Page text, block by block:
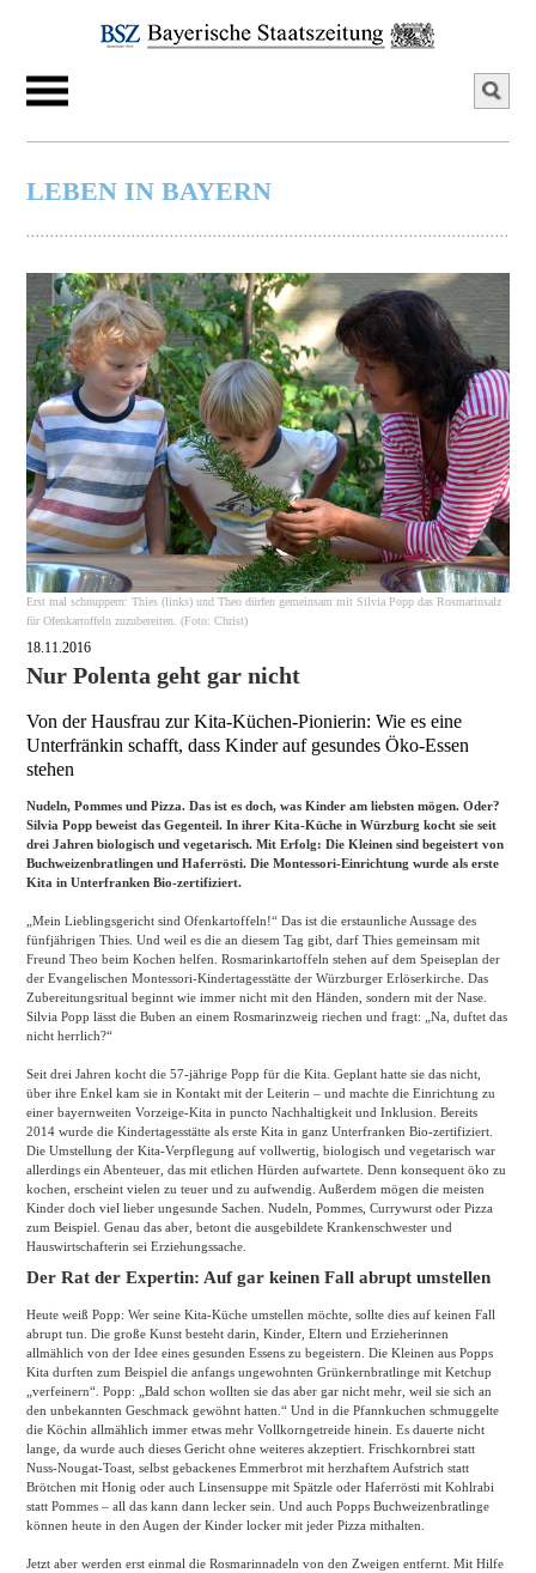
LEBEN IN BAYERN
Erst mal schnuppern: Thies (links) und Theo dürfen gemeinsam mit Silvia Popp das Rosmarinsalz
für Ofenkartoffeln zuzubereiten. (Foto: Christ)
18.11.2016
Nur Polenta geht gar nicht
Von der Hausfrau zur Kita-Küchen-Pionierin: Wie es eine
Unterfränkin schafft, dass Kinder auf gesundes Öko-Essen
stehen
Nudeln, Pommes und Pizza. Das ist es doch, was Kinder am liebsten mögen. Oder?
Silvia Popp beweist das Gegenteil. In ihrer Kita-Küche in Würzburg kocht sie seit
drei Jahren biologisch und vegetarisch. Mit Erfolg: Die Kleinen sind begeistert von
Buchweizenbratlingen und Haferrösti. Die Montessori-Einrichtung wurde als erste
Kita in Unterfranken Bio-zertifiziert.
„Mein Lieblingsgericht sind Ofenkartoffeln!“ Das ist die erstaunliche Aussage des
fünfjährigen Thies. Und weil es die an diesem Tag gibt, darf Thies gemeinsam mit
Freund Theo beim Kochen helfen. Rosmarinkartoffeln stehen auf dem Speiseplan der
der Evangelischen Montessori-Kindertagesstätte der Würzburger Erlöserkirche. Das
Zubereitungsritual beginnt wie immer nicht mit den Händen, sondern mit der Nase.
Silvia Popp lässt die Buben an einem Rosmarinzweig riechen und fragt: „Na, duftet das
nicht herrlich?“
Seit drei Jahren kocht die 57-jährige Popp für die Kita. Geplant hatte sie das nicht,
über ihre Enkel kam sie in Kontakt mit der Leiterin – und machte die Einrichtung zu
einer bayernweiten Vorzeige-Kita in puncto Nachhaltigkeit und Inklusion. Bereits
2014 wurde die Kindertagesstätte als erste Kita in ganz Unterfranken Bio-zertifiziert.
Die Umstellung der Kita-Verpflegung auf vollwertig, biologisch und vegetarisch war
allerdings ein Abenteuer, das mit etlichen Hürden aufwartete. Denn konsequent öko zu
kochen, erscheint vielen zu teuer und zu aufwendig. Außerdem mögen die meisten
Kinder doch viel lieber ungesunde Sachen. Nudeln, Pommes, Currywurst oder Pizza
zum Beispiel. Genau das aber, betont die ausgebildete Krankenschwester und
Hauswirtschafterin sei Erziehungssache.
Der Rat der Expertin: Auf gar keinen Fall abrupt umstellen
Heute weiß Popp: Wer seine Kita-Küche umstellen möchte, sollte dies auf keinen Fall
abrupt tun. Die große Kunst besteht darin, Kinder, Eltern und Erzieherinnen
allmählich von der Idee eines gesunden Essens zu begeistern. Die Kleinen aus Popps
Kita durften zum Beispiel die anfangs ungewohnten Grünkernbratlinge mit Ketchup
„verfeinern“. Popp: „Bald schon wollten sie das aber gar nicht mehr, weil sie sich an
den unbekannten Geschmack gewöhnt hatten.“ Und in die Pfannkuchen schmuggelte
die Köchin allmählich immer etwas mehr Vollkorngetreide hinein. Es dauerte nicht
lange, da wurde auch dieses Gericht ohne weiteres akzeptiert. Frischkornbrei statt
Nuss-Nougat-Toast, selbst gebackenes Emmerbrot mit herzhaftem Aufstrich statt
Brötchen mit Honig oder auch Linsensuppe mit Spätzle oder Haferrösti mit Kohlrabi
statt Pommes – all das kann dann lecker sein. Und auch Popps Buchweizenbratlinge
können heute in den Augen der Kinder locker mit jeder Pizza mithalten.
Jetzt aber werden erst einmal die Rosmarinnadeln von den Zweigen entfernt. Mit Hilfe